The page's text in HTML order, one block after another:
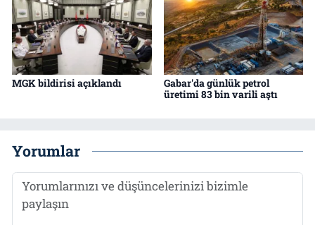
MGK bildirisi açıklandı
Gabar'da günlük petrol
üretimi 83 bin varili aştı
Yorumlar